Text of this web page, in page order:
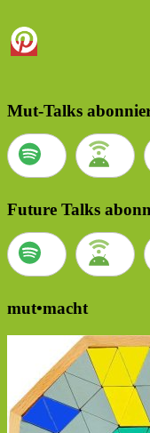
Mut-Talks
Future Talks
mut•macht